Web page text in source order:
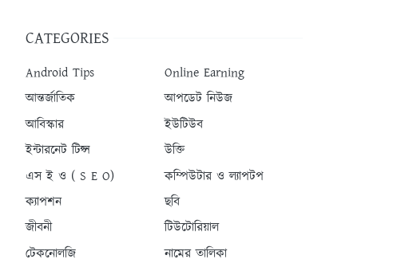
CATEGORIES
Android Tips
Online Earning
আন্তর্জাতিক
আপডেট নিউজ
আবিস্কার
ইউটিউব
ইন্টারনেট টিপ্স
উক্তি
এস ই ও ( S E O)
কম্পিউটার ও ল্যাপটপ
ক্যাপশন
ছবি
জীবনী
টিউটোরিয়াল
টেকনোলজি
নামের তালিকা